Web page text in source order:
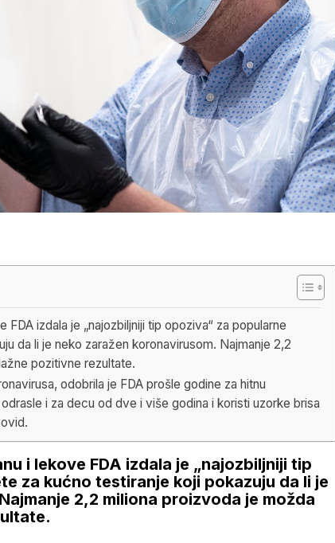
izdala je „najozbiljniji tip opoziva“ za popularne
da li je neko zaražen koronavirusom. Najmanje 2,2
pozitivne rezultate.
odobrila je FDA prošle godine za hitnu
i za decu od dve i više godina i koristi uzorke brisa
i lekove FDA izdala je „najozbiljniji tip
za kućno testiranje koji pokazuju da li je
2,2 miliona proizvoda je možda